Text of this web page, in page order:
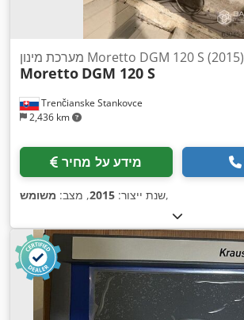
Trenčianske Stankovce
2,436 km
מערכת מינון Moretto DGM 120 S (2015)
Moretto DGM 120 S
מידע על מחיר
שנת ייצור: 2015, מצב: משומש ,